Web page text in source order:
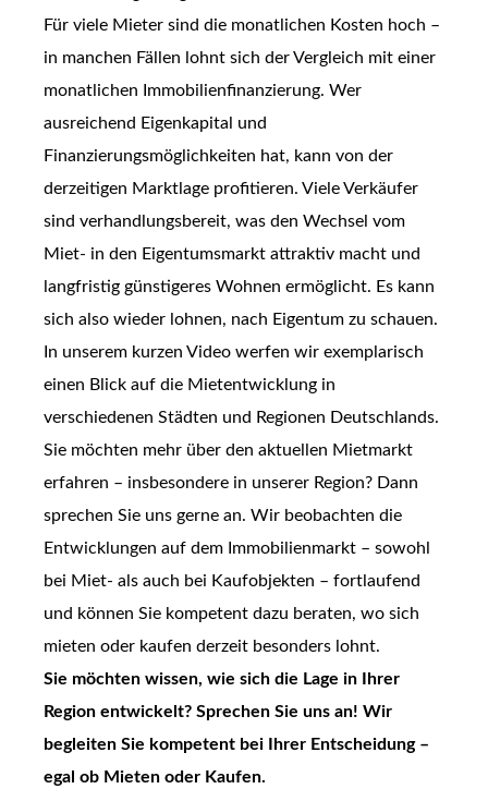
Für viele Mieter sind die monatlichen Kosten hoch –
in manchen Fällen lohnt sich der Vergleich mit einer
monatlichen Immobilienfinanzierung. Wer
ausreichend Eigenkapital und
Finanzierungsmöglichkeiten hat, kann von der
derzeitigen Marktlage profitieren. Viele Verkäufer
sind verhandlungsbereit, was den Wechsel vom
Miet- in den Eigentumsmarkt attraktiv macht und
langfristig günstigeres Wohnen ermöglicht. Es kann
sich also wieder lohnen, nach Eigentum zu schauen.
In unserem kurzen Video werfen wir exemplarisch
einen Blick auf die Mietentwicklung in
verschiedenen Städten und Regionen Deutschlands.
Sie möchten mehr über den aktuellen Mietmarkt
erfahren – insbesondere in unserer Region? Dann
sprechen Sie uns gerne an. Wir beobachten die
Entwicklungen auf dem Immobilienmarkt – sowohl
bei Miet- als auch bei Kaufobjekten – fortlaufend
und können Sie kompetent dazu beraten, wo sich
mieten oder kaufen derzeit besonders lohnt.
Sie möchten wissen, wie sich die Lage in Ihrer
Region entwickelt? Sprechen Sie uns an! Wir
begleiten Sie kompetent bei Ihrer Entscheidung –
egal ob Mieten oder Kaufen.